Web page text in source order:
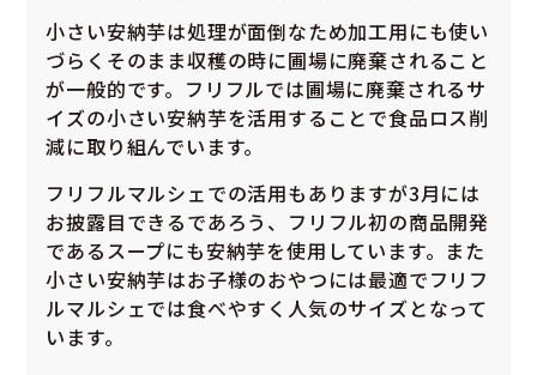
小さい安納芋は処理が面倒なため加工用にも使い
づらくそのまま収穫の時に圃場に廃棄されること
が一般的です。フリフルでは圃場に廃棄されるサ
イズの小さい安納芋を活用することで食品ロス削
減に取り組んでいます。
フリフルマルシェでの活用もありますが3月には
お披露目できるであろう、フリフル初の商品開発
であるスープにも安納芋を使用しています。また
小さい安納芋はお子様のおやつには最適でフリフ
ルマルシェでは食べやすく人気のサイズとなって
います。